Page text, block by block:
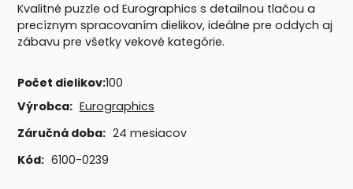
Kvalitné puzzle od Eurographics s detailnou tlačou a
precíznym spracovaním dielikov, ideálne pre oddych aj
zábavu pre všetky vekové kategórie.
Počet dielikov:100
Výrobca: Eurographics
Záručná doba: 24 mesiacov
Kód: 6100-0239